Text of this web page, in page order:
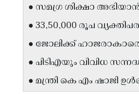
● സമഗ്ര ശിക്ഷാ
● 33,50,000 രൂപ
● ജോലിക്ക്
● പിടിഎയും വിവിധ
● മന്ത്രി കെ എം ഷാജി